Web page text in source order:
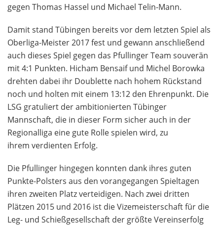
gegen Thomas Hassel und Michael Telin-Mann.
Damit stand Tübingen bereits vor dem letzten Spiel als
Oberliga-Meister 2017 fest und gewann anschließend
auch dieses Spiel gegen das Pfullinger Team souverän
mit 4:1 Punkten. Hicham Bensaif und Michel Borowka
drehten dabei ihr Doublette nach hohem Rückstand
noch und holten mit einem 13:12 den Ehrenpunkt. Die
LSG gratuliert der ambitionierten Tübinger
Mannschaft, die in dieser Form sicher auch in der
Regionalliga eine gute Rolle spielen wird, zu
ihrem verdienten Erfolg.
Die Pfullinger hingegen konnten dank ihres guten
Punkte-Polsters aus den vorangegangen Spieltagen
ihren zweiten Platz verteidigen. Nach zwei dritten
Plätzen 2015 und 2016 ist die Vizemeisterschaft für die
Leg- und Schießgesellschaft der größte Vereinserfolg